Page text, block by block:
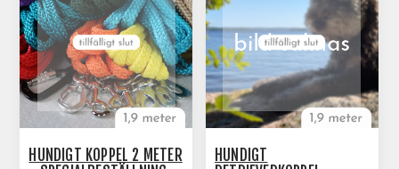
HUNDIGT KOPPEL 2 METER
HUNDIGT